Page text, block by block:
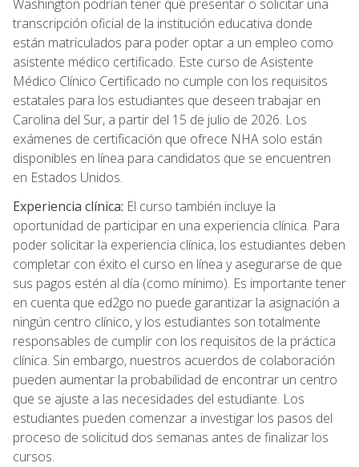
Washington podrían tener que presentar o solicitar una
transcripción oficial de la institución educativa donde
están matriculados para poder optar a un empleo como
asistente médico certificado. Este curso de Asistente
Médico Clínico Certificado no cumple con los requisitos
estatales para los estudiantes que deseen trabajar en
Carolina del Sur, a partir del 15 de julio de 2026. Los
exámenes de certificación que ofrece NHA solo están
disponibles en línea para candidatos que se encuentren
en Estados Unidos.
Experiencia clínica: El curso también incluye la
oportunidad de participar en una experiencia clínica. Para
poder solicitar la experiencia clínica, los estudiantes deben
completar con éxito el curso en línea y asegurarse de que
sus pagos estén al día (como mínimo). Es importante tener
en cuenta que ed2go no puede garantizar la asignación a
ningún centro clínico, y los estudiantes son totalmente
responsables de cumplir con los requisitos de la práctica
clínica. Sin embargo, nuestros acuerdos de colaboración
pueden aumentar la probabilidad de encontrar un centro
que se ajuste a las necesidades del estudiante. Los
estudiantes pueden comenzar a investigar los pasos del
proceso de solicitud dos semanas antes de finalizar los
cursos.